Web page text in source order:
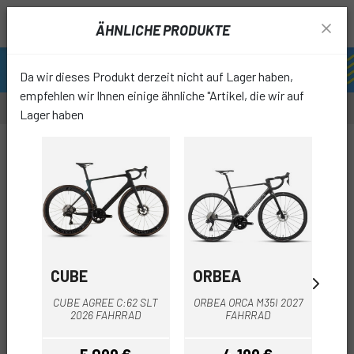
ÄHNLICHE PRODUKTE
Da wir dieses Produkt derzeit nicht auf Lager haben,
empfehlen wir Ihnen einige ähnliche "Artikel, die wir auf
Lager haben
CUBE
CUBE AGREE C:62 SLT
2026 FAHRRAD
ORBEA
ORBEA ORCA M35I 2027
FAHRRAD